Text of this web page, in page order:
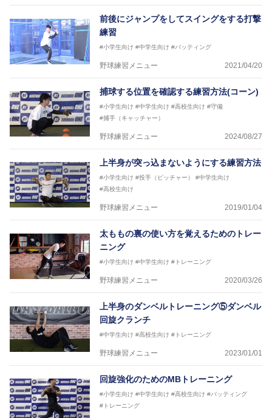
前後にジャンプをしてスイングをする打撃
練習
#小学生向け #中学生向け #バッティング
野球練習メニュー 2021/04/20
捕球する位置を確認する練習方法(コーン)
#小学生向け #中学生向け #高校生向け #守備
#捕手（キャッチャー）
野球練習メニュー 2024/08/27
上半身が突っ込まないようにする練習方法
#小学生向け #投手（ピッチャー）
#中学生向け
#高校生向け
野球練習メニュー 2019/01/04
太ももの裏の使い方を覚えるためのトレー
ニング
#小学生向け #中学生向け #トレーニング
野球練習メニュー 2020/03/26
上半身のダンベルトレーニング⑤ダンベル
回旋クランチ
#中学生向け #高校生向け #トレーニング
野球練習メニュー 2023/01/01
回旋強化のためのMBトレーニング
#小学生向け #中学生向け #高校生向け #バッティング
#トレーニング